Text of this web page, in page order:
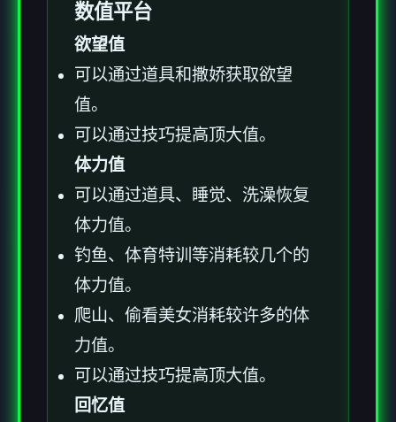
数值平台
欲望值
可以通过道具和撒娇获取欲望
值。
可以通过技巧提高顶大值。
体力值
可以通过道具、睡觉、洗澡恢复
体力值。
钓鱼、体育特训等消耗较几个的
体力值。
爬山、偷看美女消耗较许多的体
力值。
可以通过技巧提高顶大值。
回忆值